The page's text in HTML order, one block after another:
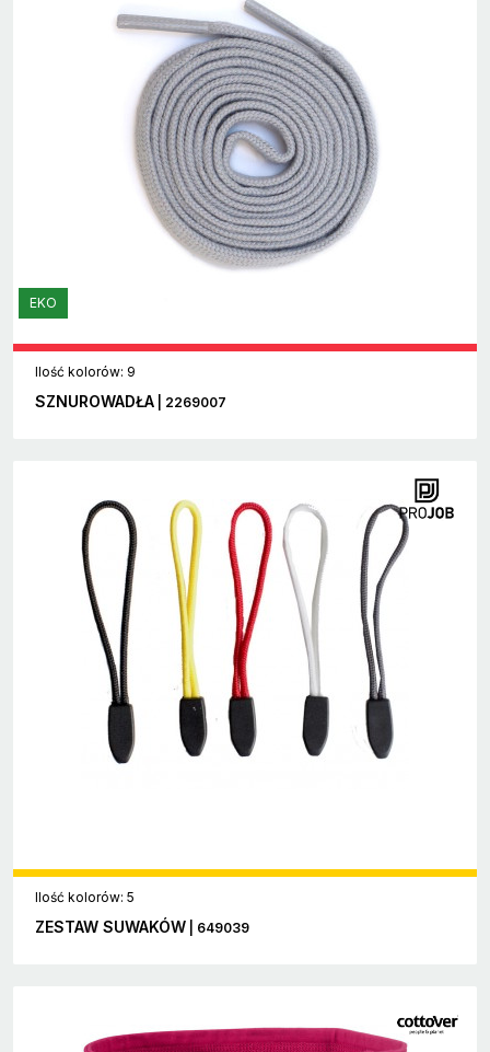
EKO
Ilość kolorów: 9
SZNUROWADŁA | 2269007
Ilość kolorów: 5
ZESTAW SUWAKÓW | 649039